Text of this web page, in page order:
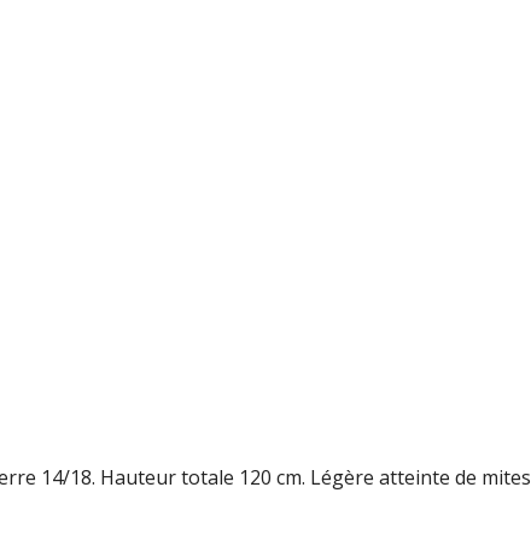
14/18. Hauteur totale 120 cm. Légère atteinte de mites